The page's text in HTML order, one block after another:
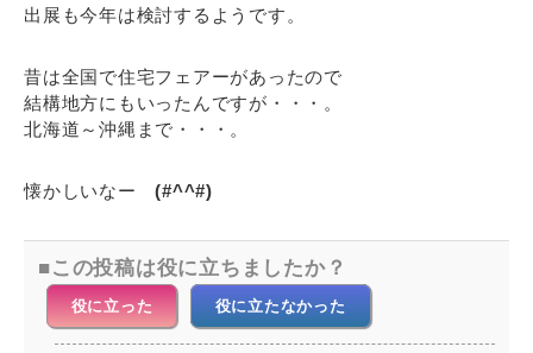
出展も今年は検討するようです。
昔は全国で住宅フェアーがあったので
結構地方にもいったんですが・・・。
北海道～沖縄まで・・・。
懐かしいなー (#^^#)
この投稿は役に立ちましたか？
役に立った 役に立たなかった